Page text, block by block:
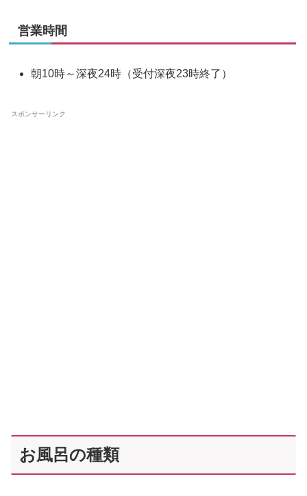
営業時間
朝10時～深夜24時（受付深夜23時終了）
スポンサーリンク
お風呂の種類